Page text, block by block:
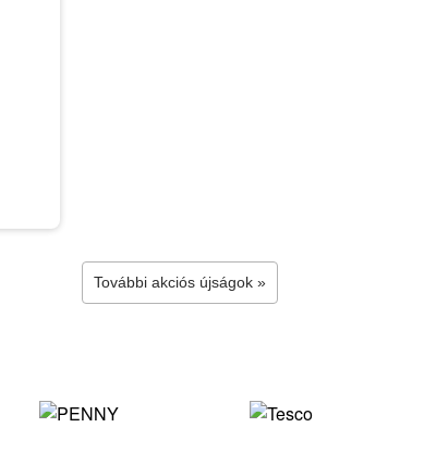
További akciós újságok »